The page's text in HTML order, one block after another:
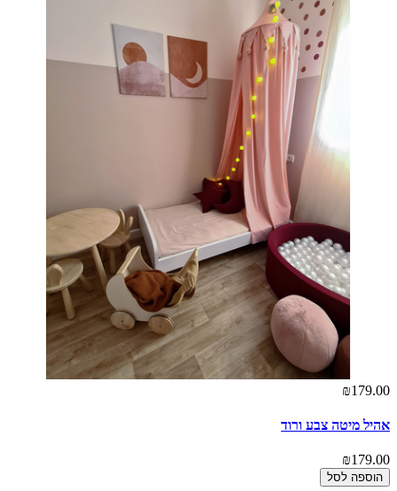
₪179.00
אהיל מיטה צבע ורוד
₪179.00
הוספה לסל